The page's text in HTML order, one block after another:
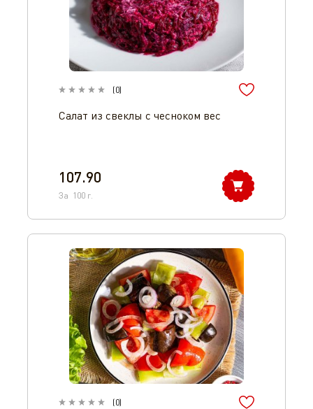
(0)
Салат из свеклы с чесноком вес
107.90
За 100 г.
(0)